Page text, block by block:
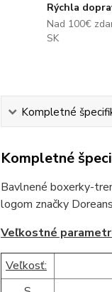
Rýchla
Nad 100€
SK
Kompletné
Kompletné
Bavlnené boxerky-
logom značky
Veľkostné
Veľkosť: